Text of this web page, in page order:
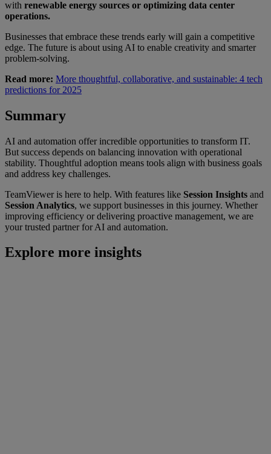
with renewable energy sources or optimizing data center
operations.
Businesses that embrace these trends early will gain a competitive
edge. The future is about using AI to enable creativity and smarter
problem-solving.
Read more: More thoughtful, collaborative, and sustainable: 4 tech
predictions for 2025
Summary
AI and automation offer incredible opportunities to transform IT.
But success depends on balancing innovation with operational
stability. Thoughtful adoption means tools align with business goals
and address key challenges.
TeamViewer is here to help. With features like Session Insights and
Session Analytics, we support businesses in this journey. Whether
improving efficiency or delivering proactive management, we are
your trusted partner for AI and automation.
Explore more insights